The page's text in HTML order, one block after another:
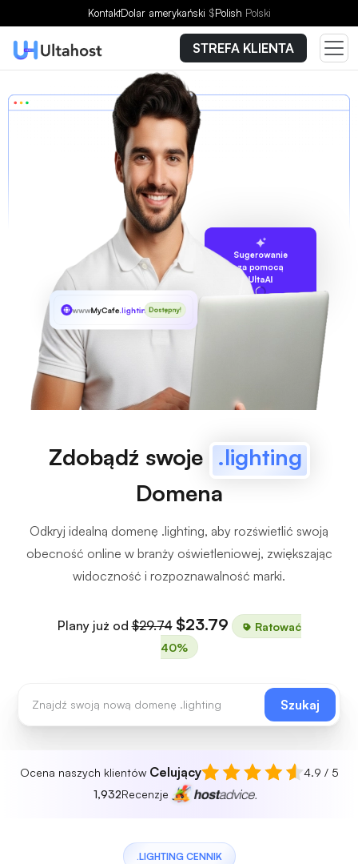
KontaktDolar amerykański $Polish Polski
STREFA KLIENTA
Sugerowanie
za pomocą
UltaAI
wwwMyCafe.lightingDostępny!
Zdobądź swoje .lighting
Domena
Odkryj idealną domenę .lighting, aby rozświetlić swoją
obecność online w branży oświetleniowej, zwiększając
widoczność i rozpoznawalność marki.
Plany już od$29.74 $23.79
Ratować
40%
Szukaj
Ocena naszych klientów Celujący
4.9 / 5
1,932Recenzje
.LIGHTING CENNIK